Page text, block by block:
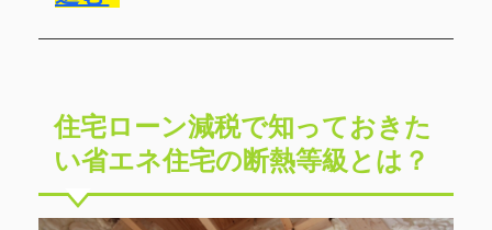
住宅ローン減税で知っておきた
い省エネ住宅の断熱等級とは？